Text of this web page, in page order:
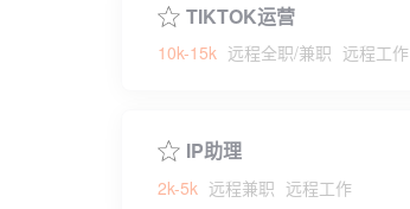
TIKTOK运营
10k-15k 远程全职/兼职 远程工作
IP助理
2k-5k 远程兼职 远程工作